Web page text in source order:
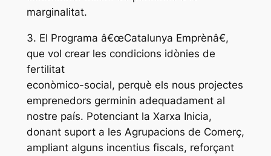
marginalitat.
3. El Programa â€œCatalunya Emprènâ€,
que vol crear les condicions idònies de
fertilitat
econòmico-social, perquè els nous projectes
emprenedors germinin adequadament al
nostre país. Potenciant la Xarxa Inicia,
donant suport a les Agrupacions de Comerç,
ampliant alguns incentius fiscals, reforçant